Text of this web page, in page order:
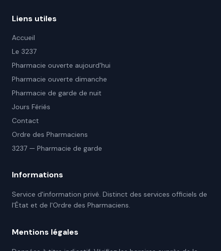
Liens utiles
Accueil
Le 3237
Pharmacie ouverte aujourd'hui
Pharmacie ouverte dimanche
Pharmacie de garde de nuit
Jours Fériés
Contact
Ordre des Pharmaciens
3237 — Pharmacie de garde
Informations
Service d'information privé. Distinct des services officiels de
l'État et de l'Ordre des Pharmaciens.
Mentions légales